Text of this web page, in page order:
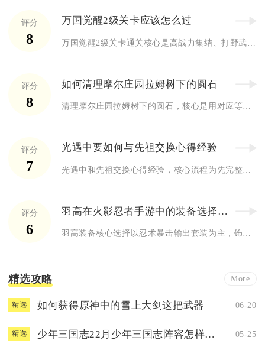
评分
8
万国觉醒2级关卡应该怎么过
评分
8
如何清理摩尔庄园拉姆树下的圆石
评分
7
光遇中要如何与先祖交换心得经验
评分
6
羽高在火影忍者手游中的装备选择有什么建议
精选攻略 More
精选 如何获得原神中的雪上大剑这把武器 06-20
精选 少年三国志22月少年三国志阵容怎样搭配 05-25